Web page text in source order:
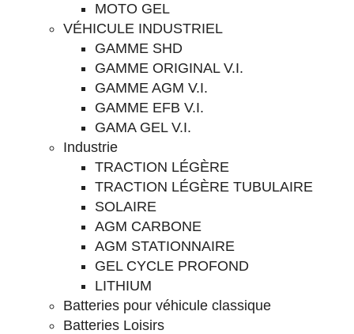
MOTO GEL
VÉHICULE INDUSTRIEL
GAMME SHD
GAMME ORIGINAL V.I.
GAMME AGM V.I.
GAMME EFB V.I.
GAMA GEL V.I.
Industrie
TRACTION LÉGÈRE
TRACTION LÉGÈRE TUBULAIRE
SOLAIRE
AGM CARBONE
AGM STATIONNAIRE
GEL CYCLE PROFOND
LITHIUM
Batteries pour véhicule classique
Batteries Loisirs